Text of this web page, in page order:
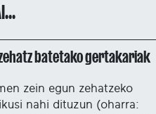
batetako gertakariak
zein egun zehatzeko
nahi dituzun (oharra: